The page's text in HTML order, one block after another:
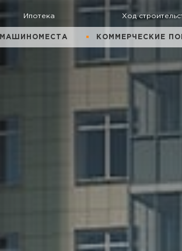
Ипотека Ход
МАШИНОМЕСТА КОММЕРЧЕСКИЕ